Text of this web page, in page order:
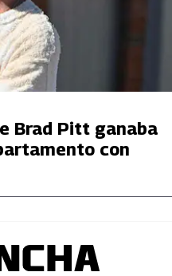
Brad Pitt ganaba
con